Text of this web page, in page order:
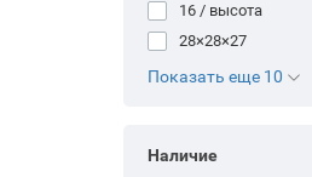
16 / высота
28×28×27
Показать еще 10
Наличие